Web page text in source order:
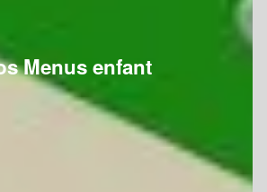
Menus enfant